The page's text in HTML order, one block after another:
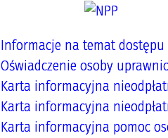
Informacje na temat
Oświadczenie osoby
Karta informacyjna
Karta informacyjna
Karta informacyjna pomoc